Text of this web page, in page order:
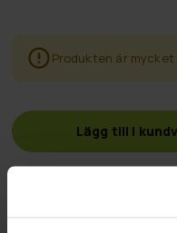
Produkten är
Lägg till i